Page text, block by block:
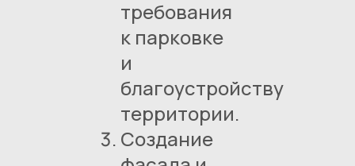
требования
к парковке
и
благоустройству
территории.
Создание